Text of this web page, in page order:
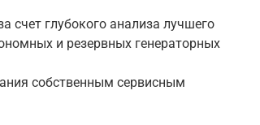
счет глубокого анализа лучшего
и резервных генераторных
собственным сервисным